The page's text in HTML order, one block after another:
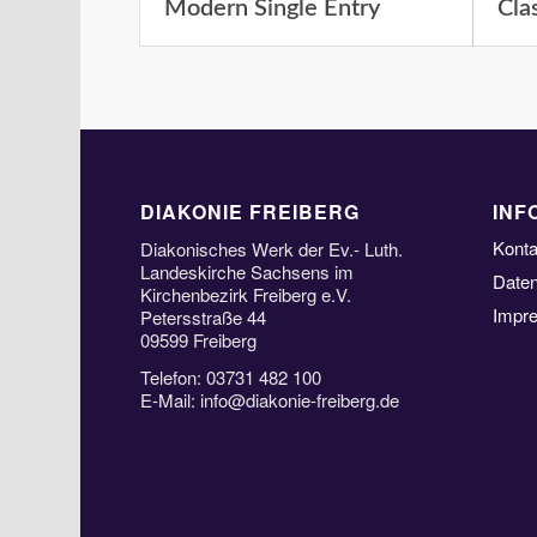
Modern Single Entry
DIAKONIE FREIBERG
Diakonisches Werk der Ev.- Luth.
Landeskirche Sachsens im
Kirchenbezirk Freiberg e.V.
Petersstraße 44
09599 Freiberg
Telefon: 03731 482 100
E-Mail: info@diakonie-freiberg.de